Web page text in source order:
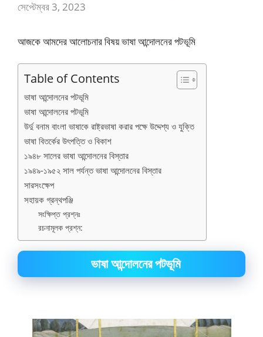
সেপ্টেম্বর 3, 2023
আজকে আমদের আলোচনার বিষয় ভাষা আন্দোলনের পটভূমি
Table of Contents
ভাষা আন্দোলনের পটভূমি
ভাষা আন্দোলনের পটভূমি
উর্দু বনাম বাংলা ভাষাকে রাষ্ট্রভাষা করার পক্ষে উদ্দেশ্য ও যুক্তি
ভাষা বিতর্কের উৎপত্তি ও বিকাশ
১৯৪৮ সালের ভাষা আন্দোলনের বিস্তার
১৯৪৯-১৯৫২ সাল পর্যন্ত ভাষা আন্দোলনের বিস্তার
সারসংক্ষেপ
সহায়ক গ্রন্থপঞ্জি
সংক্ষিপ্ত প্রশ্নঃ
রচনামূলক প্রশ্ন:
ভাষা আন্দোলনের পটভূমি